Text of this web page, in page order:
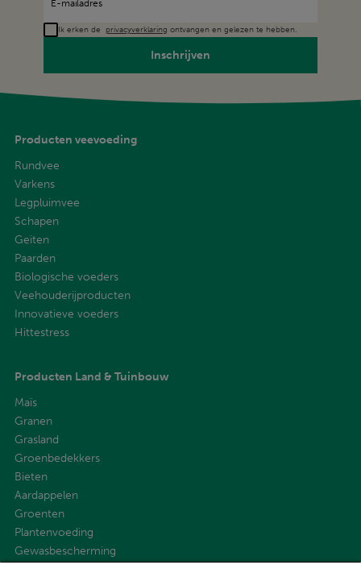
Ik erken de privacyverklaring ontvangen en gelezen te hebben.
Inschrijven
Producten veevoeding
Rundvee
Varkens
Legpluimvee
Schapen
Geiten
Paarden
Biologische voeders
Veehouderijproducten
Innovatieve voeders
Hittestress
Producten Land & Tuinbouw
Maïs
Granen
Grasland
Groenbedekkers
Bieten
Aardappelen
Groenten
Plantenvoeding
Gewasbescherming